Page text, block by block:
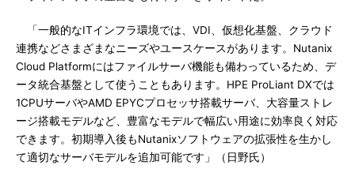
「一般的なITインフラ環境では、VDI、仮想化基盤、クラウド
連携などさまざまなニーズやユースケースがあります。Nutanix
Cloud Platformにはファイルサーバ機能も備わっているため、デ
ータ統合基盤として使うこともあります。HPE ProLiant DXでは
1CPUサーバやAMD EPYCプロセッサ搭載サーバ、大容量ストレ
ージ搭載モデルなど、豊富なモデルで幅広い用途に効率良く対応
できます。初期導入後もNutanixソフトウェアの拡張性を生かし
て適切なサーバモデルを追加可能です」（日野氏）